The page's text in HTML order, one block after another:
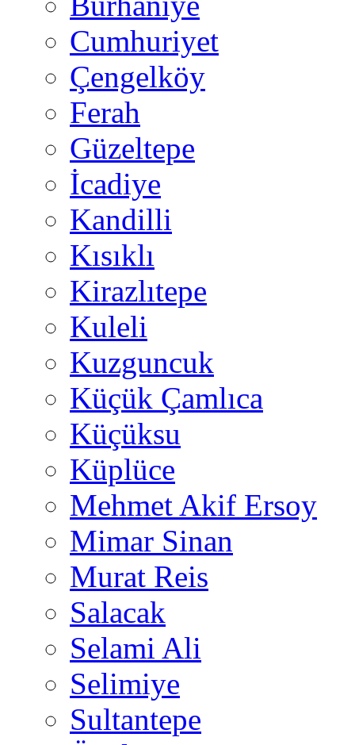
Cumhuriyet
Çengelköy
Ferah
Güzeltepe
İcadiye
Kandilli
Kısıklı
Kirazlıtepe
Kuleli
Kuzguncuk
Küçük Çamlıca
Küçüksu
Küplüce
Mehmet Akif Ersoy
Mimar Sinan
Murat Reis
Salacak
Selami Ali
Selimiye
Sultantepe